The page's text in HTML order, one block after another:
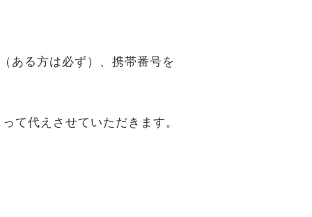
ある方は必ず）、携帯番号を
て代えさせていただきます。